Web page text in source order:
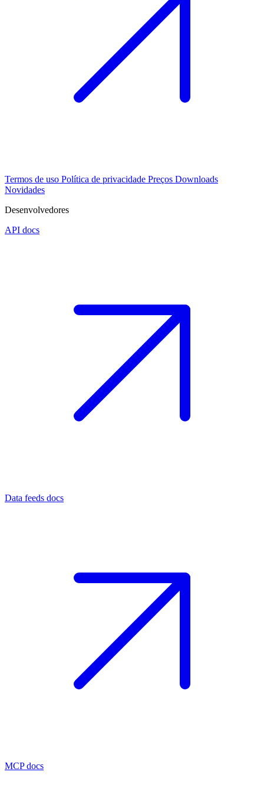
Termos de uso Política de privacidade Preços Downloads
Novidades
Desenvolvedores
API docs
Data feeds docs
MCP docs